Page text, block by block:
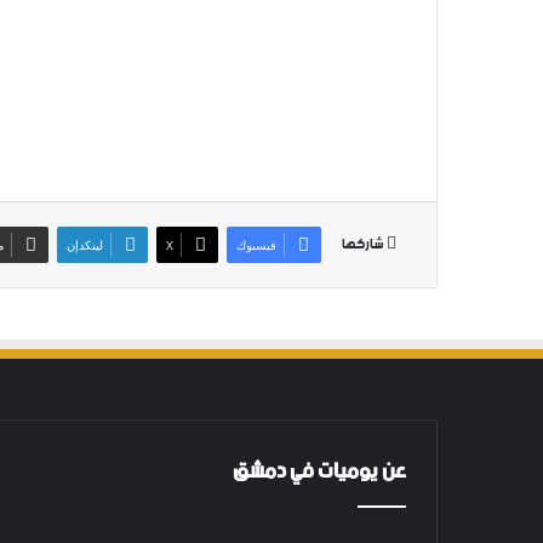
شاركها فيسبوك ‫X لينكدإن
عن يوميات في دمشق